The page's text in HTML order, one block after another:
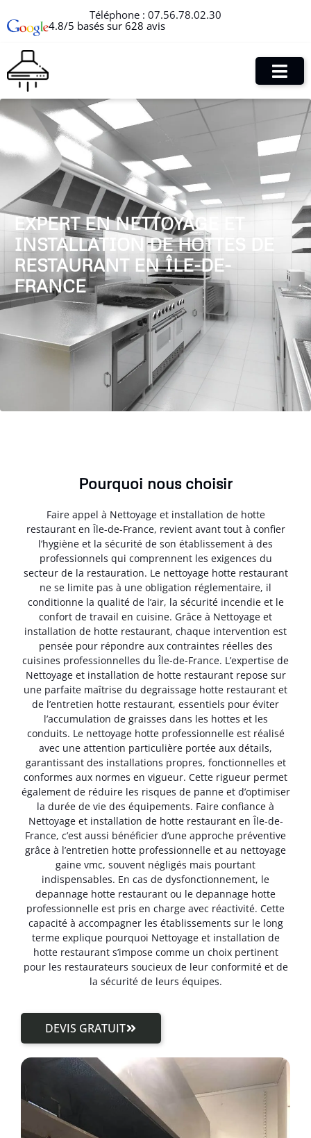
Téléphone : 07.56.78.02.30
4.8/5 basés sur 628 avis
EXPERT EN NETTOYAGE ET
INSTALLATION DE HOTTES DE
RESTAURANT EN ÎLE-DE-
FRANCE
Pourquoi nous choisir
Faire appel à Nettoyage et installation de hotte
restaurant en Île-de-France, revient avant tout à confier
l’hygiène et la sécurité de son établissement à des
professionnels qui comprennent les exigences du
secteur de la restauration. Le nettoyage hotte restaurant
ne se limite pas à une obligation réglementaire, il
conditionne la qualité de l’air, la sécurité incendie et le
confort de travail en cuisine. Grâce à Nettoyage et
installation de hotte restaurant, chaque intervention est
pensée pour répondre aux contraintes réelles des
cuisines professionnelles du Île-de-France. L’expertise de
Nettoyage et installation de hotte restaurant repose sur
une parfaite maîtrise du degraissage hotte restaurant et
de l’entretien hotte restaurant, essentiels pour éviter
l’accumulation de graisses dans les hottes et les
conduits. Le nettoyage hotte professionnelle est réalisé
avec une attention particulière portée aux détails,
garantissant des installations propres, fonctionnelles et
conformes aux normes en vigueur. Cette rigueur permet
également de réduire les risques de panne et d’optimiser
la durée de vie des équipements. Faire confiance à
Nettoyage et installation de hotte restaurant en Île-de-
France, c’est aussi bénéficier d’une approche préventive
grâce à l’entretien hotte professionnelle et au nettoyage
gaine vmc, souvent négligés mais pourtant
indispensables. En cas de dysfonctionnement, le
depannage hotte restaurant ou le depannage hotte
professionnelle est pris en charge avec réactivité. Cette
capacité à accompagner les établissements sur le long
terme explique pourquoi Nettoyage et installation de
hotte restaurant s’impose comme un choix pertinent
pour les restaurateurs soucieux de leur conformité et de
la sécurité de leurs équipes.
DEVIS GRATUIT